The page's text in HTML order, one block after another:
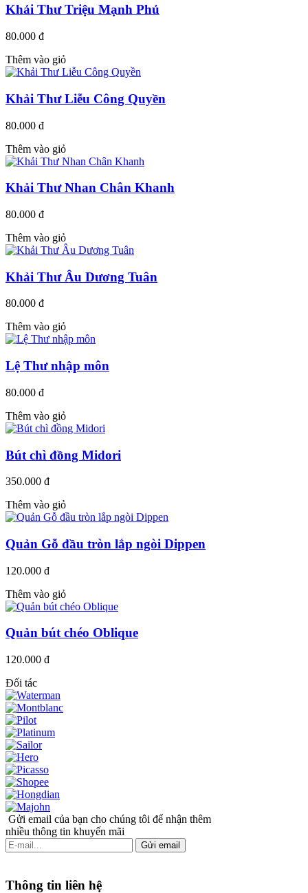
Khải Thư Triệu Mạnh Phủ
80.000 đ
Thêm vào giỏ
Khải Thư Liễu Công Quyền
80.000 đ
Thêm vào giỏ
Khải Thư Nhan Chân Khanh
80.000 đ
Thêm vào giỏ
Khải Thư Âu Dương Tuân
80.000 đ
Thêm vào giỏ
Lệ Thư nhập môn
80.000 đ
Thêm vào giỏ
Bút chì đồng Midori
350.000 đ
Thêm vào giỏ
Quản Gỗ đầu tròn lắp ngòi Dippen
120.000 đ
Thêm vào giỏ
Quản bút chéo Oblique
120.000 đ
Đối tác
Gửi email của bạn cho chúng tôi để nhận thêm
nhiều thông tin khuyến mãi
Gửi email
Thông tin liên hệ